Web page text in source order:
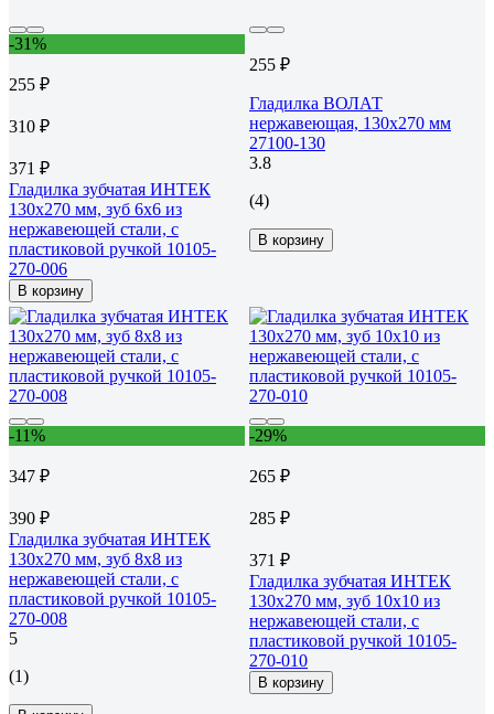
-31%
255 ₽
310 ₽
371 ₽
Гладилка зубчатая ИНТЕК
130х270 мм, зуб 6x6 из
нержавеющей стали, с
пластиковой ручкой 10105-
270-006
В корзину
255 ₽
Гладилка ВОЛАТ
нержавеющая, 130x270 мм
27100-130
3.8
(4)
В корзину
-11%
347 ₽
390 ₽
Гладилка зубчатая ИНТЕК
130х270 мм, зуб 8x8 из
нержавеющей стали, с
пластиковой ручкой 10105-
270-008
5
(1)
-29%
265 ₽
285 ₽
371 ₽
Гладилка зубчатая ИНТЕК
130х270 мм, зуб 10x10 из
нержавеющей стали, с
пластиковой ручкой 10105-
270-010
В корзину